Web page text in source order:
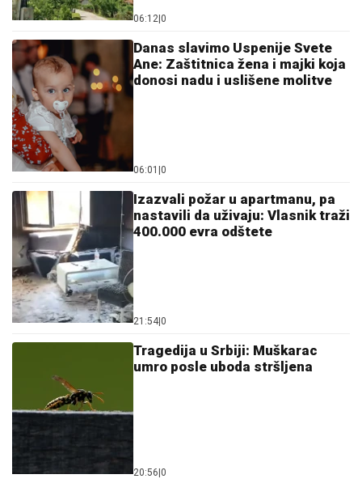
06:12 0
Danas slavimo Uspenije Svete
Ane: Zaštitnica žena i majki koja
donosi nadu i uslišene molitve
06:01 0
Izazvali požar u apartmanu, pa
nastavili da uživaju: Vlasnik traži
400.000 evra odštete
21:54 0
Tragedija u Srbiji: Muškarac
umro posle uboda stršljena
20:56 0